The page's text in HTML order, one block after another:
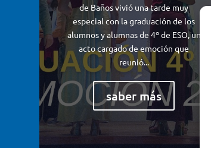
de Baños vivió una tarde muy
especial con la graduación de los
alumnos y alumnas de 4º de ESO, un
acto cargado de emoción que
reunió...
saber más